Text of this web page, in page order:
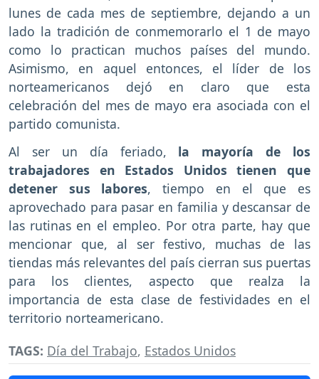
lunes de cada mes de septiembre, dejando a un
lado la tradición de conmemorarlo el 1 de mayo
como lo practican muchos países del mundo.
Asimismo, en aquel entonces, el líder de los
norteamericanos dejó en claro que esta
celebración del mes de mayo era asociada con el
partido comunista.
Al ser un día feriado, la mayoría de los
trabajadores en Estados Unidos tienen que
detener sus labores, tiempo en el que es
aprovechado para pasar en familia y descansar de
las rutinas en el empleo. Por otra parte, hay que
mencionar que, al ser festivo, muchas de las
tiendas más relevantes del país cierran sus puertas
para los clientes, aspecto que realza la
importancia de esta clase de festividades en el
territorio norteamericano.
TAGS: Día del Trabajo, Estados Unidos